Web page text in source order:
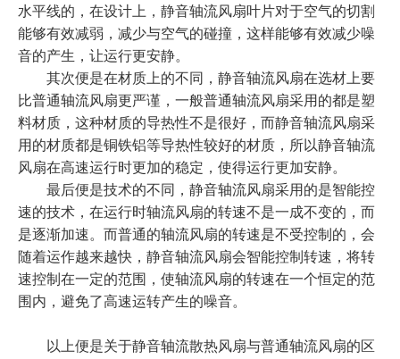
水平线的，在设计上，静音轴流风扇叶片对于空气的切割
能够有效减弱，减少与空气的碰撞，这样能够有效减少噪
音的产生，让运行更安静。
其次便是在材质上的不同，静音轴流风扇在选材上要
比普通轴流风扇更严谨，一般普通轴流风扇采用的都是塑
料材质，这种材质的导热性不是很好，而静音轴流风扇采
用的材质都是铜铁铝等导热性较好的材质，所以静音轴流
风扇在高速运行时更加的稳定，使得运行更加安静。
最后便是技术的不同，静音轴流风扇采用的是智能控
速的技术，在运行时轴流风扇的转速不是一成不变的，而
是逐渐加速。而普通的轴流风扇的转速是不受控制的，会
随着运作越来越快，静音轴流风扇会智能控制转速，将转
速控制在一定的范围，使轴流风扇的转速在一个恒定的范
围内，避免了高速运转产生的噪音。
以上便是关于静音轴流散热风扇与普通轴流风扇的区